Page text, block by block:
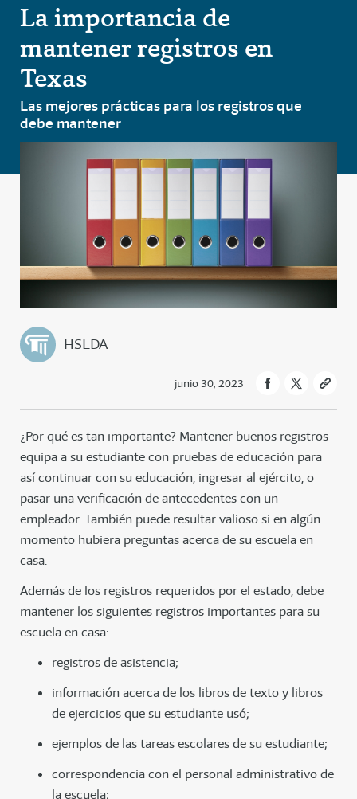
La importancia de
mantener registros en
Texas
Las mejores prácticas para los registros que
debe mantener
HSLDA
junio 30, 2023
¿Por qué es tan importante? Mantener buenos registros
equipa a su estudiante con pruebas de educación para
así continuar con su educación, ingresar al ejército, o
pasar una verificación de antecedentes con un
empleador. También puede resultar valioso si en algún
momento hubiera preguntas acerca de su escuela en
casa.
Además de los registros requeridos por el estado, debe
mantener los siguientes registros importantes para su
escuela en casa:
registros de asistencia;
información acerca de los libros de texto y libros
de ejercicios que su estudiante usó;
ejemplos de las tareas escolares de su estudiante;
correspondencia con el personal administrativo de
la escuela;